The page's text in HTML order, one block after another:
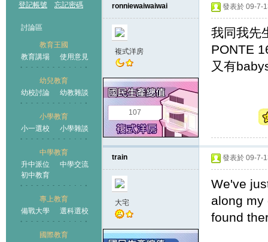
登記帳號 忘記密碼
討論區
教育王國
教育講場
使用意見
幼兒教育
幼校討論
幼教雜談
小學教育
小一選校
小學雜談
中學教育
升中派位
中學交流
初中教育
專上教育
備戰大學
選科選校
國際教育
王國
ronniewaiwaiwai
複式洋房
107
發表於 09-7-
我同我先
PONTE
又有
train
大宅
發表於 09-7-
We've
along my
found